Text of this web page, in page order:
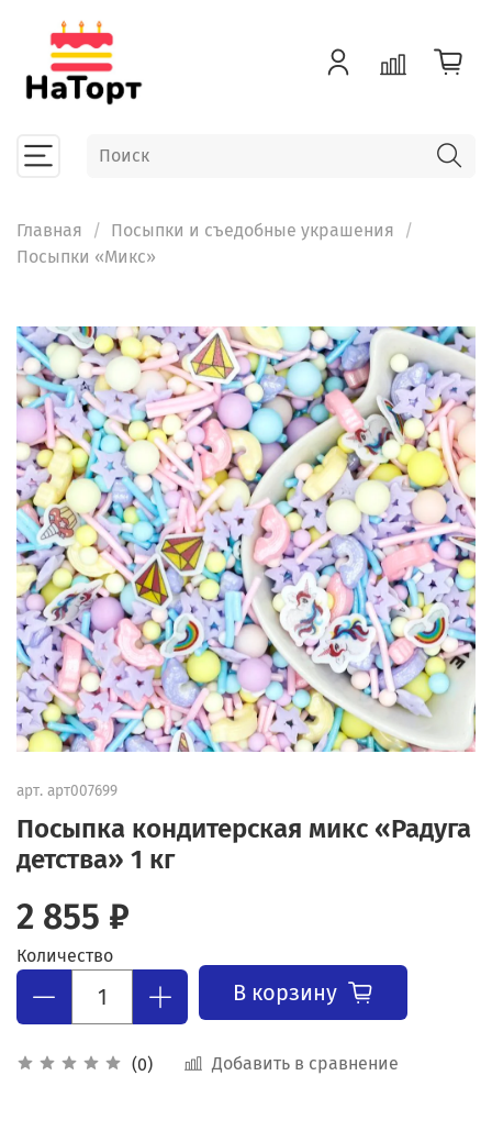
Главная
Посыпки и съедобные украшения
Посыпки «Микс»
арт. арт007699
Посыпка кондитерская микс «Радуга
детства» 1 кг
(0) Добавить в сравнение
2 855 ₽
Количество
В корзину